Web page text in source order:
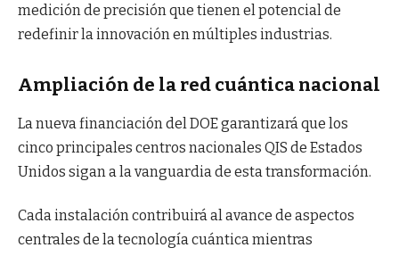
medición de precisión que tienen el potencial de
redefinir la innovación en múltiples industrias.
Ampliación de la red cuántica nacional
La nueva financiación del DOE garantizará que los
cinco principales centros nacionales QIS de Estados
Unidos sigan a la vanguardia de esta transformación.
Cada instalación contribuirá al avance de aspectos
centrales de la tecnología cuántica mientras